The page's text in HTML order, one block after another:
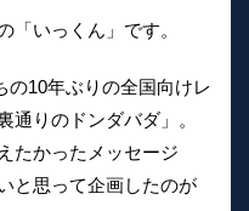
「いっくん」です。
の10年ぶりの全国向けレ
通りのドンダバダ」。
たかったメッセージ
と思って企画したのが